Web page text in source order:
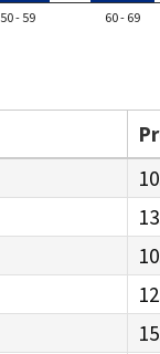
50 - 59 60 - 69